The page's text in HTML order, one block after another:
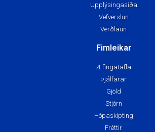
Upplýsingasíða
Vefverslun
Verðlaun
Fimleikar
Æfingatafla
Þjálfarar
Gjöld
Stjórn
Hópaskipting
Fréttir